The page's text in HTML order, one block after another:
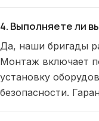
4. Выполняете ли
Да, наши бригады
Монтаж включает
установку
безопасности.